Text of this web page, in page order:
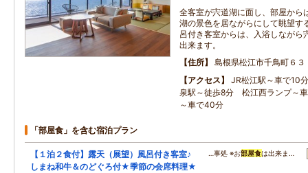
全客室が宍道湖に面し、部屋から
湖の景色を居ながらにして眺望す
呂付き客室からは、入浴しながら
出来ます。
住所
島根県松江市千鳥町６３
アクセス
JR松江駅～車で10
泉駅～徒歩8分 松江西ランプ～
～車で40分
「部屋食」を含む宿泊プラン
【１泊２食付】露天（展望）風呂付き客室♪
しまね和牛＆のどぐろ付★季節の会席料理★
…事処 ※お部屋食は出来ま…